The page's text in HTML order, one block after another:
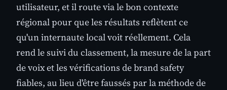
utilisateur, et il route via le bon contexte
régional pour que les résultats reflètent ce
qu'un internaute local voit réellement. Cela
rend le suivi du classement, la mesure de la part
de voix et les vérifications de brand safety
fiables, au lieu d'être faussés par la méthode de